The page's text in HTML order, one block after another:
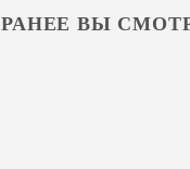
РАНЕЕ ВЫ